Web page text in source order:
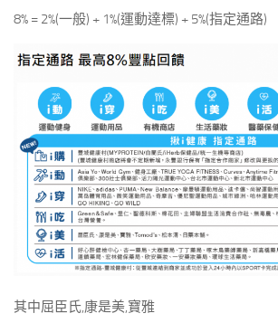
8% = 2%(一般) + 1%(運動達標) + 5%(指定通路)
其中屈臣氏,康是美,寶雅